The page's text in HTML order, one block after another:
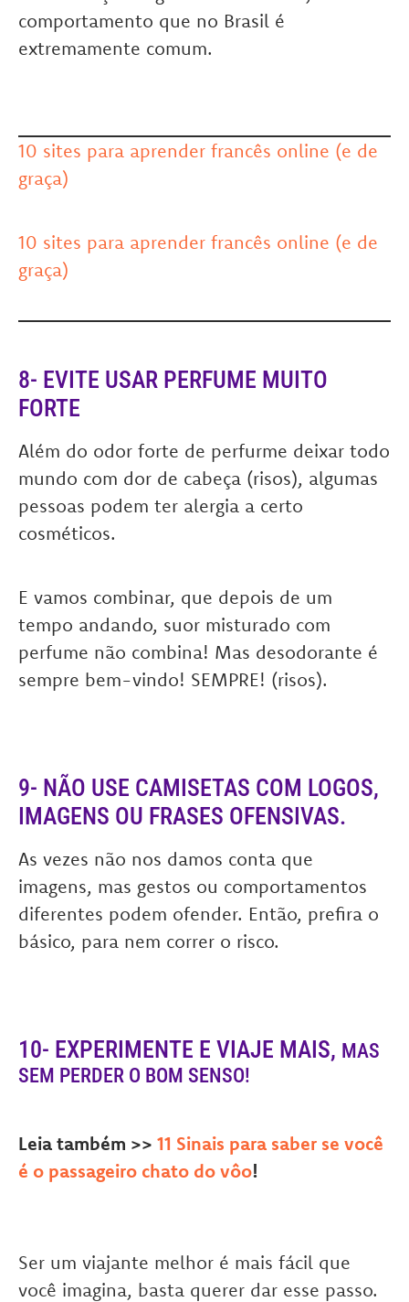
comportamento que no Brasil é
extremamente comum.
10 sites para aprender francês online (e de
graça)
10 sites para aprender francês online (e de
graça)
8- EVITE USAR PERFUME MUITO
FORTE
Além do odor forte de perfurme deixar todo
mundo com dor de cabeça (risos), algumas
pessoas podem ter alergia a certo
cosméticos.
E vamos combinar, que depois de um
tempo andando, suor misturado com
perfume não combina! Mas desodorante é
sempre bem-vindo! SEMPRE! (risos).
9- NÃO USE CAMISETAS COM LOGOS,
IMAGENS OU FRASES OFENSIVAS.
As vezes não nos damos conta que
imagens, mas gestos ou comportamentos
diferentes podem ofender. Então, prefira o
básico, para nem correr o risco.
10- EXPERIMENTE E VIAJE MAIS, MAS
SEM PERDER O BOM SENSO!
Leia também >> 11 Sinais para saber se você
é o passageiro chato do vôo!
Ser um viajante melhor é mais fácil que
você imagina, basta querer dar esse passo.